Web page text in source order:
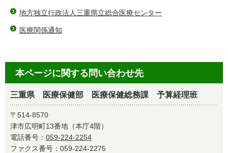
地方独立行政法人三重県立総合医療センター
医療関係通知
本ページに関する問い合わせ先
三重県 医療保健部 医療保健総務課 予算経理班
〒514-8570
津市広明町13番地（本庁4階）
電話番号： 059-224-2254
ファクス番号：059-224-2275